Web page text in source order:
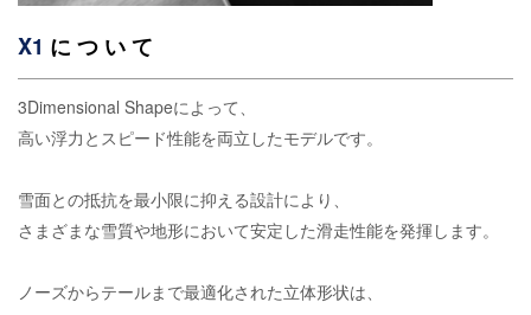
X1 に つ い て
3Dimensional Shapeによって、
高い浮力とスピード性能を両立したモデルです。
雪面との抵抗を最小限に抑える設計により、
さまざまな雪質や地形において安定した滑走性能を発揮します。
ノーズからテールまで最適化された立体形状は、